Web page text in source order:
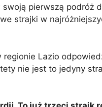
pierwszą podróż
strajki w
Lazio
nie jest to jedyny